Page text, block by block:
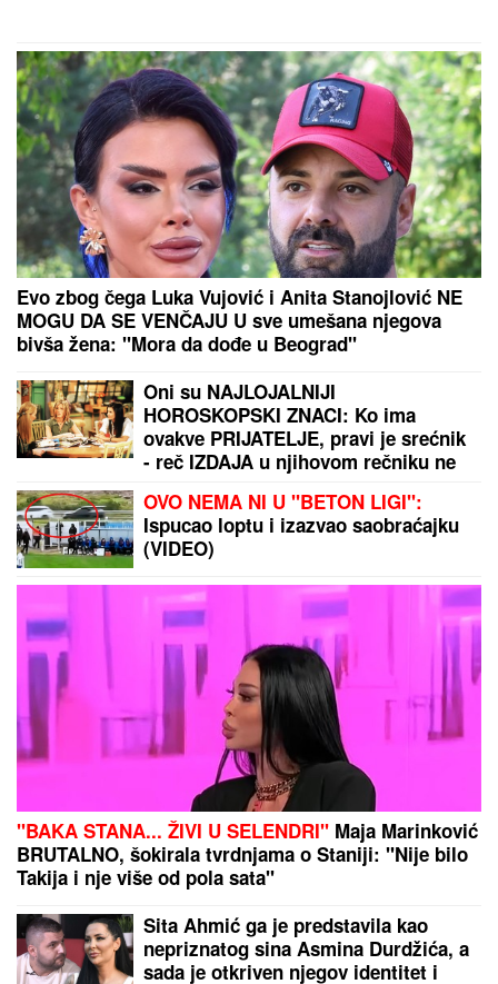
očekuje važan susret, Rak da se pazi
lažnih prijatelja, a Ribe finansijskih
prevara
BILA LJUBAVNICA KOLEGI, A DRUŽILA MU SE SA
ŽENOMPevačica nakon što se sve saznalo otišla iz
Srbije: Sada se skinula i pokazala brutalno telo
SAD JE ZVANIČNO! Janik Siner se povlači?
Važno obaveštenje za 1.420.656 penzionera: Fond
PIO se oglasio